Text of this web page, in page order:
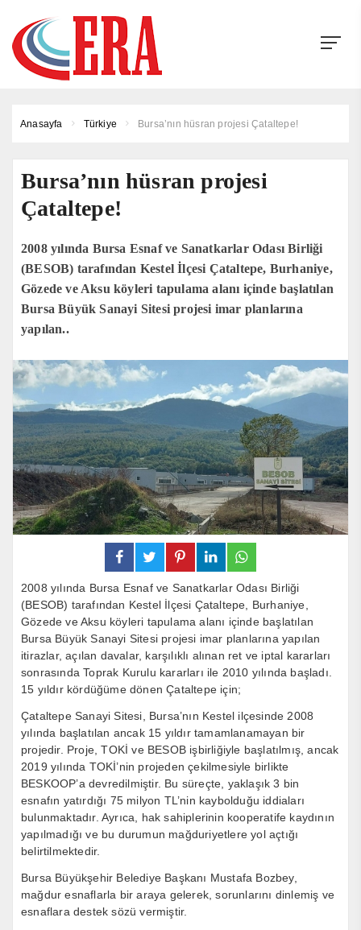
Anasayfa Türkiye Bursa’nın hüsran projesi Çataltepe!
Bursa’nın hüsran projesi
Çataltepe!
2008 yılında Bursa Esnaf ve Sanatkarlar Odası Birliği
(BESOB) tarafından Kestel İlçesi Çataltepe, Burhaniye,
Gözede ve Aksu köyleri tapulama alanı içinde başlatılan
Bursa Büyük Sanayi Sitesi projesi imar planlarına
yapılan..
2008 yılında Bursa Esnaf ve Sanatkarlar Odası Birliği
(BESOB) tarafından Kestel İlçesi Çataltepe, Burhaniye,
Gözede ve Aksu köyleri tapulama alanı içinde başlatılan
Bursa Büyük Sanayi Sitesi projesi imar planlarına yapılan
itirazlar, açılan davalar, karşılıklı alınan ret ve iptal kararları
sonrasında Toprak Kurulu kararları ile 2010 yılında başladı.
15 yıldır kördüğüme dönen Çataltepe için;
Çataltepe Sanayi Sitesi, Bursa’nın Kestel ilçesinde 2008
yılında başlatılan ancak 15 yıldır tamamlanamayan bir
projedir. Proje, TOKİ ve BESOB işbirliğiyle başlatılmış, ancak
2019 yılında TOKİ’nin projeden çekilmesiyle birlikte
BESKOOP’a devredilmiştir. Bu süreçte, yaklaşık 3 bin
esnafın yatırdığı 75 milyon TL’nin kaybolduğu iddiaları
bulunmaktadır. Ayrıca, hak sahiplerinin kooperatife kaydının
yapılmadığı ve bu durumun mağduriyetlere yol açtığı
belirtilmektedir.
Bursa Büyükşehir Belediye Başkanı Mustafa Bozbey,
mağdur esnaflarla bir araya gelerek, sorunlarını dinlemiş ve
esnaflara destek sözü vermiştir.